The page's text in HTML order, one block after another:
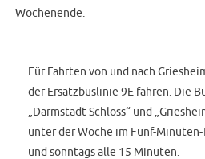
Wochenende.
Für Fahrten von und nach
der Ersatzbuslinie 9E fahren. Die
„Darmstadt Schloss“ und
unter der Woche im Fünf-Minuten-
und sonntags alle 15 Minuten.